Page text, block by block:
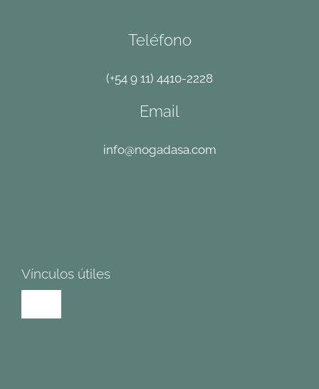
Teléfono
(+54 9 11) 4410-2228
Email
info@nogadasa.com
Vínculos útiles